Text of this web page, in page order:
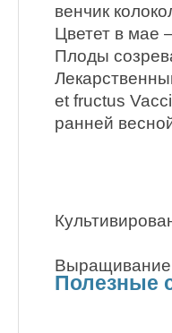
венчик
Цветет в мае
Плоды
et fructus
ранней
Выращивание
Полезные